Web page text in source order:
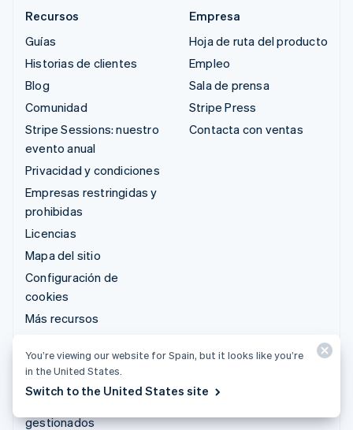
Recursos
Guías
Historias de clientes
Blog
Comunidad
Stripe Sessions: nuestro
evento anual
Privacidad y condiciones
Empresas restringidas y
prohibidas
Licencias
Mapa del sitio
Configuración de
cookies
Más recursos
Empresa
Hoja de ruta del producto
Empleo
Sala de prensa
Stripe Press
Contacta con ventas
Soporte
gestionados
You’re viewing our website for Spain, but it looks like you’re
in the United States.
Switch to the United States site